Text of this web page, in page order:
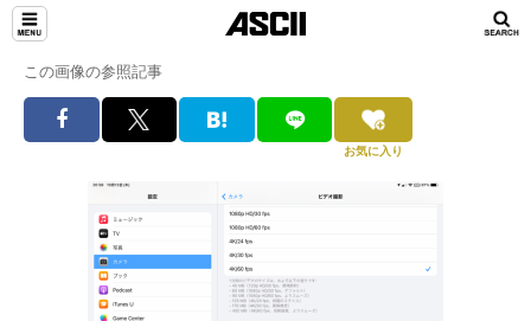
この画像の参照記事
お気に入り